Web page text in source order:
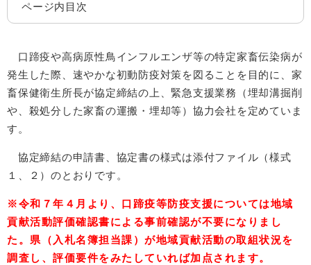
ページ内目次
口蹄疫や高病原性鳥インフルエンザ等の特定家畜伝染病が
発生した際、速やかな初動防疫対策を図ることを目的に、家
畜保健衛生所長が協定締結の上、緊急支援業務（埋却溝掘削
や、殺処分した家畜の運搬・埋却等）協力会社を定めていま
す。
協定締結の申請書、協定書の様式は添付ファイル（様式
１、２）のとおりです。
※令和７年４月より、口蹄疫等防疫支援について​は地域
貢献活動評価確認書による事前確認が不要になりまし
た。 県（入札名簿担当課）が地域貢献活動の取組状況を
調査し、評価要件をみたしていれば加点されます。